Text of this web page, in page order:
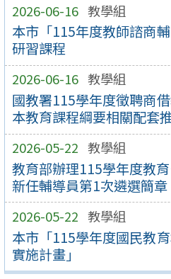
2026-06-16 教學組
本市「115年度教師諮商
研習課程
2026-06-16 教學組
國教署115學年度徵聘商
本教育課程綱要相關配套
2026-05-22 教學組
教育部辦理115學年度教
新任輔導員第1次遴選簡章
2026-05-22 教學組
本市「115學年度國民教
實施計畫」